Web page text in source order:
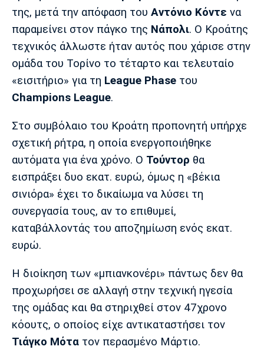
Πολιτισμός
Τραγούδια
Cine Spot
Running
Παρασκήνιο
Πρόγραμμα TV
Ιωνικός Κηφισιά Πανσερραϊκός
Μπαρτσελόνα
Ρεάλ
Μαδρίτης
Ατλέτικο
Μαδρίτης
Μάντσεστερ
Γιουνάιτεντ
Τσέλσι Άρσεναλ
Μάντσεστερ
Σίτι
Γιουβέντους
Μίλαν Μπάγερν
της, μετά την απόφαση του Αντόνιο Κόντε να
παραμείνει στον πάγκο της Νάπολι. Ο Κροάτης
τεχνικός άλλωστε ήταν αυτός που χάρισε στην
ομάδα του Τορίνο το τέταρτο και τελευταίο
«εισιτήριο» για τη League Phase του
Champions League.
Στο συμβόλαιο του Κροάτη προπονητή υπήρχε
σχετική ρήτρα, η οποία ενεργοποιήθηκε
αυτόματα για ένα χρόνο. Ο Τούντορ θα
εισπράξει δυο εκατ. ευρώ, όμως η «βέκια
σινιόρα» έχει το δικαίωμα να λύσει τη
συνεργασία τους, αν το επιθυμεί,
καταβάλλοντάς του αποζημίωση ενός εκατ.
ευρώ.
Η διοίκηση των «μπιανκονέρι» πάντως δεν θα
προχωρήσει σε αλλαγή στην τεχνική ηγεσία
της ομάδας και θα στηριχθεί στον 47χρονο
κόουτς, ο οποίος είχε αντικαταστήσει τον
Τιάγκο Μότα τον περασμένο Μάρτιο.